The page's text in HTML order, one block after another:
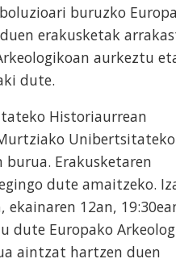
buruzko Europa
erakusketak
aurkeztu
dute.
Historiaurrean
Unibertsitateko
burua. Erakusketaren
dute amaitzeko.
12an,
dute Europako
aintzat hartzen duen